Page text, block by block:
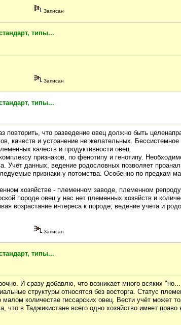
Записан
типы...
Записан
типы...
повторить, что разведение овец должно быть
качеств и устранение не желательных. Бессистемное
качеств и продуктивности овец.
признаков, по фенотипу и генотипу.
Учёт данных, ведение родословных позволяет
признаки у потомства. Особенно по предкам
хозяйстве - племенном заводе, племенном
породе овец у нас нет племенных хозяйств и
возрастание интереса к породе, ведение учёта и
Записан
типы...
И сразу добавлю, что возникает много всяких
структуры относятся без восторга. Статус
количестве гиссарских овец. Вести учёт может
что в Таджикистане всего одно хозяйство имеет право